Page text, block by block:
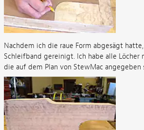
Nachdem ich die raue Form abgesägt
Schleifband gereinigt. Ich habe alle Löcher
die auf dem Plan von StewMac angegeben